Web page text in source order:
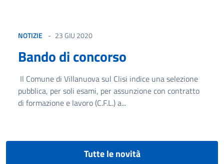
NOTIZIE 23 GIU 2020
Bando di concorso
Il Comune di Villanuova sul Clisi indice una selezione
pubblica, per soli esami, per assunzione con contratto
di formazione e lavoro (C.F.L.) a...
Tutte le novità